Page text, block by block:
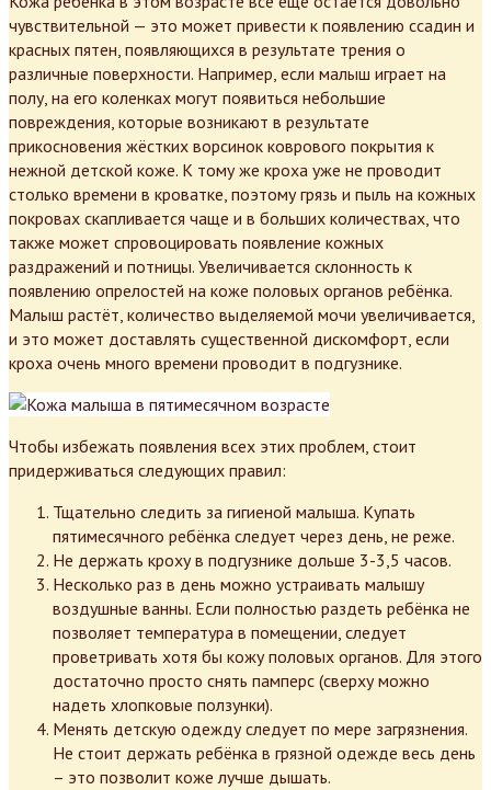
чувствительной — это может привести к появлению ссадин и
красных пятен, появляющихся в результате трения о
различные поверхности. Например, если малыш играет на
полу, на его коленках могут появиться небольшие
повреждения, которые возникают в результате
прикосновения жёстких ворсинок коврового покрытия к
нежной детской коже. К тому же кроха уже не проводит
столько времени в кроватке, поэтому грязь и пыль на кожных
покровах скапливается чаще и в больших количествах, что
также может спровоцировать появление кожных
раздражений и потницы. Увеличивается склонность к
появлению опрелостей на коже половых органов ребёнка.
Малыш растёт, количество выделяемой мочи увеличивается,
и это может доставлять существенной дискомфорт, если
кроха очень много времени проводит в подгузнике.
Чтобы избежать появления всех этих проблем, стоит
придерживаться следующих правил:
Тщательно следить за гигиеной малыша. Купать
пятимесячного ребёнка следует через день, не реже.
Не держать кроху в подгузнике дольше 3-3,5 часов.
Несколько раз в день можно устраивать малышу
воздушные ванны. Если полностью раздеть ребёнка не
позволяет температура в помещении, следует
проветривать хотя бы кожу половых органов. Для этого
достаточно просто снять памперс (сверху можно
надеть хлопковые ползунки).
Менять детскую одежду следует по мере загрязнения.
Не стоит держать ребёнка в грязной одежде весь день
– это позволит коже лучше дышать.